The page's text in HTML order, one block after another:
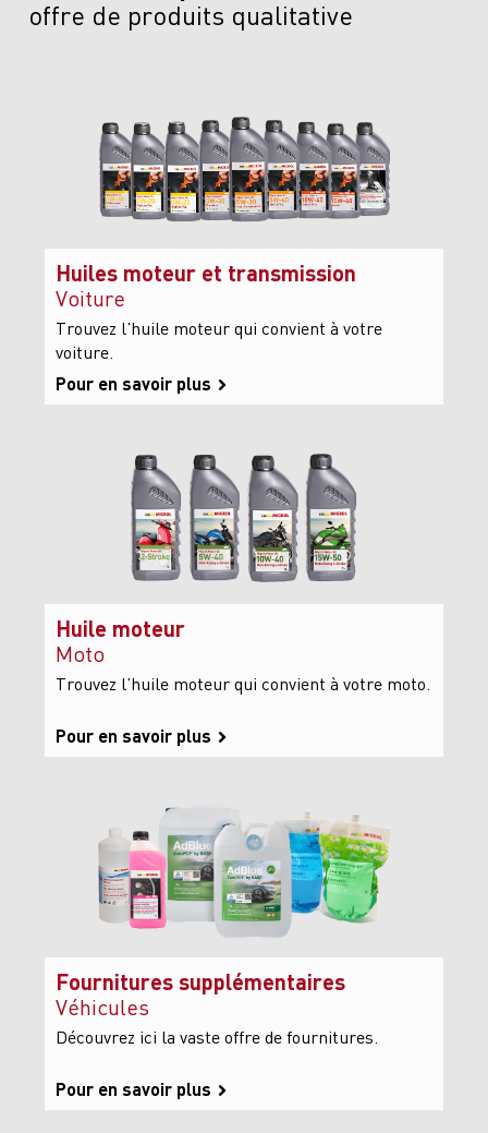
offre de produits qualitative
Huiles moteur et transmission
Voiture
Trouvez l’huile moteur qui convient à votre
voiture.
Pour en savoir plus
Huile moteur
Moto
Trouvez l’huile moteur qui convient à votre moto.
Pour en savoir plus
Fournitures supplémentaires
Véhicules
Découvrez ici la vaste offre de fournitures.
Pour en savoir plus